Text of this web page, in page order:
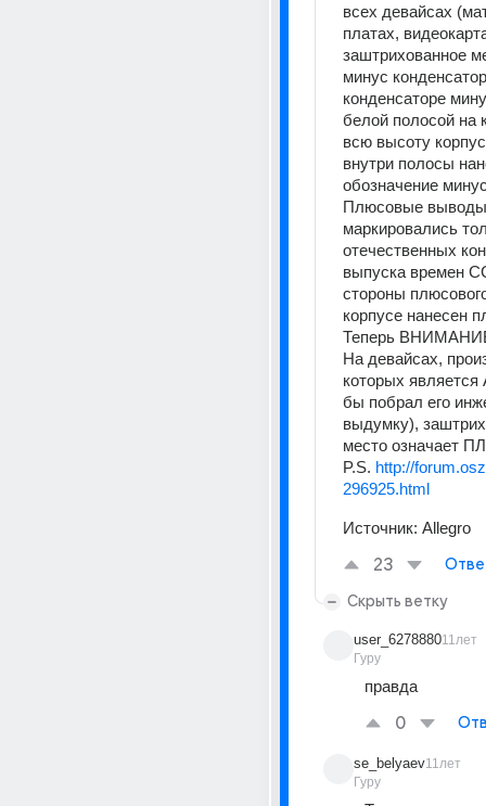
всех девайсах
платах,
заштрихованное
минус
конденсаторе
белой полосой на
всю высоту
внутри полосы
обозначение
Плюсовые выводы
маркировались
отечественных
выпуска времен
стороны
корпусе нанесен
Теперь
На девайсах,
которых
бы побрал его
выдумку),
место означает
P.S. http://
296925.html
Источник: Allegro
23
Скрыть ветку
user_6278880
Гуру
11лет
правда
0
se_belyaev
Гуру
11лет